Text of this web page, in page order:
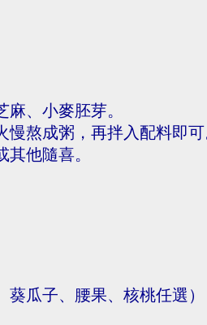
、小麥胚芽。
熬成粥，再拌入配料即可
他隨喜。
瓜子、腰果、核桃任選）